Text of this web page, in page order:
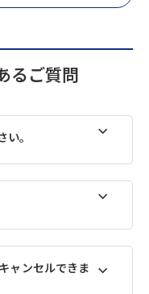
るご質問
。
ャンセルできま